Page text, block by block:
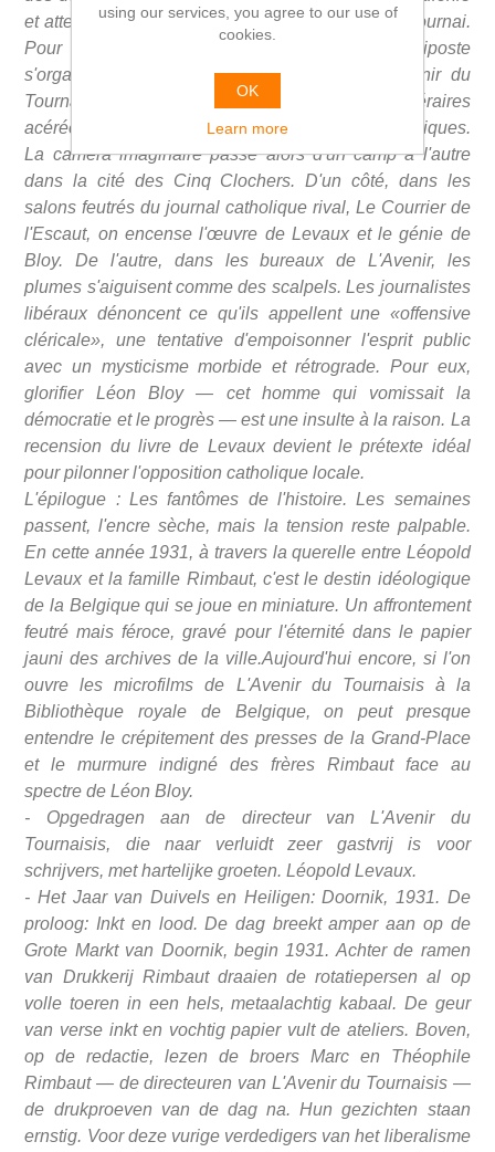
et atterrit sur le bureau de la rédaction libérale à Tournai.
Pour les frères Rimbaut, c'en est trop. La riposte
s'organise dans les pages intérieures de L'Avenir du
Tournaisis, sous la forme de chroniques littéraires
acérées qui résonnent comme des manifestes politiques.
La caméra imaginaire passe alors d'un camp à l'autre
dans la cité des Cinq Clochers. D'un côté, dans les
salons feutrés du journal catholique rival, Le Courrier de
l'Escaut, on encense l'œuvre de Levaux et le génie de
Bloy. De l'autre, dans les bureaux de L'Avenir, les
plumes s'aiguisent comme des scalpels. Les journalistes
libéraux dénoncent ce qu'ils appellent une «offensive
cléricale», une tentative d'empoisonner l'esprit public
avec un mysticisme morbide et rétrograde. Pour eux,
glorifier Léon Bloy — cet homme qui vomissait la
démocratie et le progrès — est une insulte à la raison. La
recension du livre de Levaux devient le prétexte idéal
pour pilonner l'opposition catholique locale.
L'épilogue : Les fantômes de l'histoire. Les semaines
passent, l'encre sèche, mais la tension reste palpable.
En cette année 1931, à travers la querelle entre Léopold
Levaux et la famille Rimbaut, c'est le destin idéologique
de la Belgique qui se joue en miniature. Un affrontement
feutré mais féroce, gravé pour l'éternité dans le papier
jauni des archives de la ville.Aujourd'hui encore, si l'on
ouvre les microfilms de L'Avenir du Tournaisis à la
Bibliothèque royale de Belgique, on peut presque
entendre le crépitement des presses de la Grand-Place
et le murmure indigné des frères Rimbaut face au
spectre de Léon Bloy.
- Opgedragen aan de directeur van L'Avenir du
Tournaisis, die naar verluidt zeer gastvrij is voor
schrijvers, met hartelijke groeten. Léopold Levaux.
- Het Jaar van Duivels en Heiligen: Doornik, 1931. De
proloog: Inkt en lood. De dag breekt amper aan op de
Grote Markt van Doornik, begin 1931. Achter de ramen
van Drukkerij Rimbaut draaien de rotatiepersen al op
volle toeren in een hels, metaalachtig kabaal. De geur
van verse inkt en vochtig papier vult de ateliers. Boven,
op de redactie, lezen de broers Marc en Théophile
Rimbaut — de directeuren van L'Avenir du Tournaisis —
de drukproeven van de dag na. Hun gezichten staan
ernstig. Voor deze vurige verdedigers van het liberalisme
using our services, you agree to our use of
cookies.
OK
Learn more